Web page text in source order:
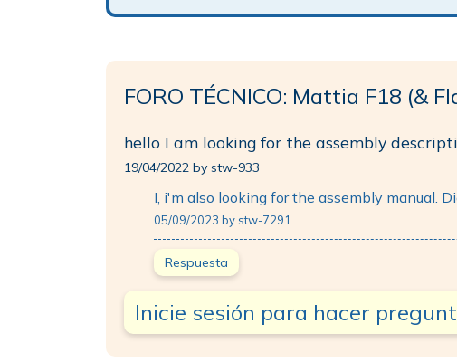
FORO TÉCNICO: Mattia F18 (&
hello I am looking for the assembly
19/04/2022 by stw-933
I, i'm also looking for the assembly manual.
05/09/2023 by stw-7291
Respuesta
Inicie sesión para hacer